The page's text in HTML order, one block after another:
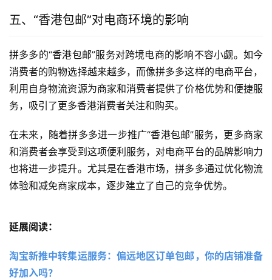
五、“香港包邮”对电商环境的影响
拼多多的“香港包邮”服务对跨境电商的影响不容小觑。如今
消费者的购物选择越来越多，而像拼多多这样的电商平台，
利用自身物流资源为商家和消费者提供了价格优势和便捷服
务，吸引了更多香港消费者关注和购买。
在未来，随着拼多多进一步推广“香港包邮”服务，更多商家
和消费者会享受到这项便利服务，对电商平台的品牌影响力
也将进一步提升。尤其是在香港市场，拼多多通过优化物流
体验和减免商家成本，逐步建立了自己的竞争优势。
延展阅读：
淘宝新推中转集运服务：偏远地区订单包邮，你的店铺准备
好加入吗？